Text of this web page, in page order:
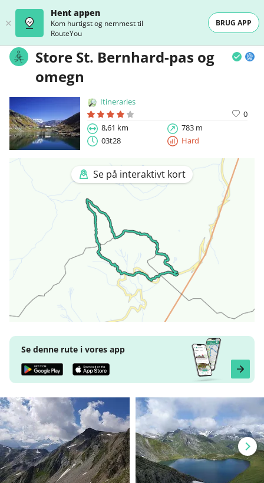
Hent appen
Kom hurtigst og nemmest til
RouteYou
BRUG APP
Store St. Bernhard-pas og
omegn
Itineraries
0
8,61 km
783 m
03t28
Hard
Se på interaktivt kort
Se denne rute i vores app